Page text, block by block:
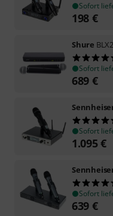
Sofort
198 €
Shure
Sofort
689 €
Sofort
1.095€
Sofort
639 €